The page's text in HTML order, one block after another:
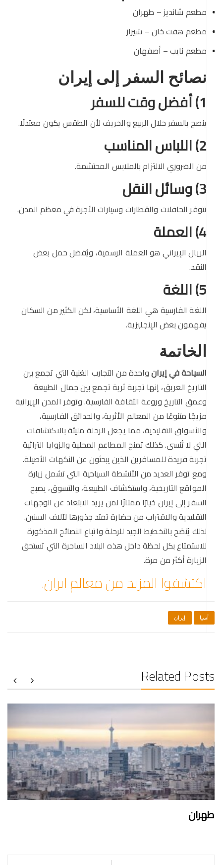
مطعم شاندیز – طهران
مطعم هفت خان – شيراز
مطعم نايب – أصفهان
نصائح السفر إلى إيران
1) أفضل وقت للسفر
ينصح بالسفر خلال الربيع والخريف لأن الطقس يكون معتدلًا.
2) اللباس المناسب
من الضروري الالتزام بالملابس المحتشمة.
3) وسائل النقل
تتوفر الحافلات والقطارات وسيارات الأجرة في معظم المدن.
4) العملة
الريال الإيراني هو العملة الرسمية، ويُفضل حمل بعض
النقد.
5) اللغة
اللغة الفارسية هي اللغة الأساسية، لكن الكثير من السكان
يفهمون بعض الإنجليزية.
الخاتمة
السياحة في إيرانواحدة من التجارب الغنية التي تجمع بين
التاريخ العريق، إنها تجربة ثرية تجمع بين جمال الطبيعة
وعمق التاريخ وروعة الثقافة الفارسية. وتوفر المدن الإيرانية
مزيجًا متنوعًا من المعالم الأثرية، والحدائق الفارسية،
والأسواق التقليدية، مما يجعل الرحلة مليئة بالاكتشافات
التي لا تُنسى. كذلك تمنح المطاعم المحلية والزوايا التراثية
تجربة فريدة للمسافرين الذين يبحثون عن النكهات الأصيلة.
ومع توفر العديد من الأنشطة السياحية التي تشمل زيارة
المواقع التاريخية، واستكشاف الطبيعة، والتسوق، يصبح
السفر إلى إيران خيارًا ممتازًا لمن يريد الابتعاد عن الوجهات
التقليدية والاقتراب من حضارة تمتد جذورها لآلاف السنين.
لذلك يُنصَح بالتخطيط الجيد للرحلة واتباع النصائح المذكورة
للاستمتاع بكل لحظة داخل هذه البلاد الساحرة التي تستحق
الزيارة أكثر من مرة.
اكتشفوا المزيد من معالم ايران.
آسيا إيران
Related Posts
طهران